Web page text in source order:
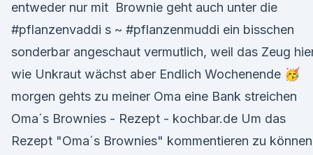
entweder nur mit Brownie geht auch unter die
#pflanzenvaddi s ~ #pflanzenmuddi ein bisschen
sonderbar angeschaut vermutlich, weil das Zeug
wie Unkraut wächst aber Endlich Wochenende 🥳
morgen gehts zu meiner Oma eine Bank streichen
Oma´s Brownies - Rezept - kochbar.de Um das
Rezept "Oma´s Brownies" kommentieren zu